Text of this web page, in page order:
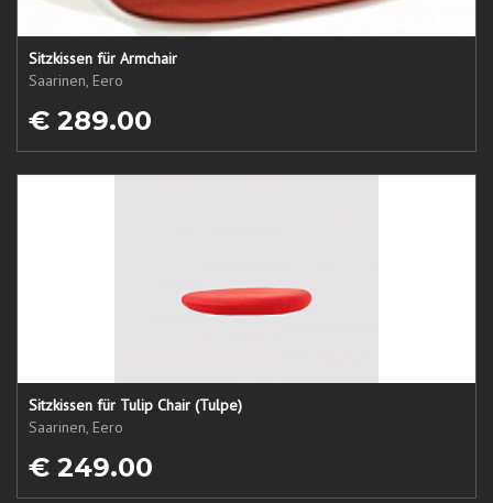
Sitzkissen für Armchair
Saarinen, Eero
€ 289.00
Sitzkissen für Tulip Chair (Tulpe)
Saarinen, Eero
€ 249.00